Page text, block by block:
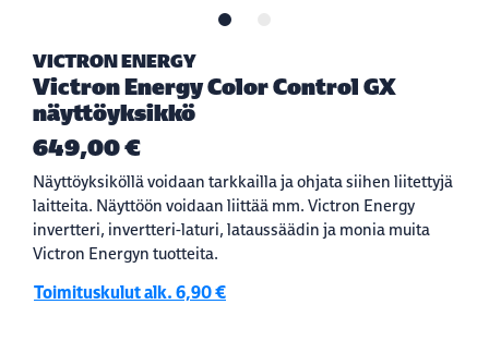
VICTRON ENERGY
Victron Energy Color Control GX
näyttöyksikkö
649,00 €
Näyttöyksiköllä voidaan tarkkailla ja ohjata siihen liitettyjä
laitteita. Näyttöön voidaan liittää mm. Victron Energy
invertteri, invertteri-laturi, lataussäädin ja monia muita
Victron Energyn tuotteita.
Toimituskulut alk. 6,90 €